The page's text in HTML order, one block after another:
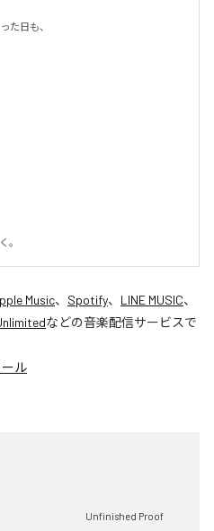
た日も、
。
Music、 Spotify、 LINE MUSIC、
などの音楽配信サービスで
ル
Unfinished Proof